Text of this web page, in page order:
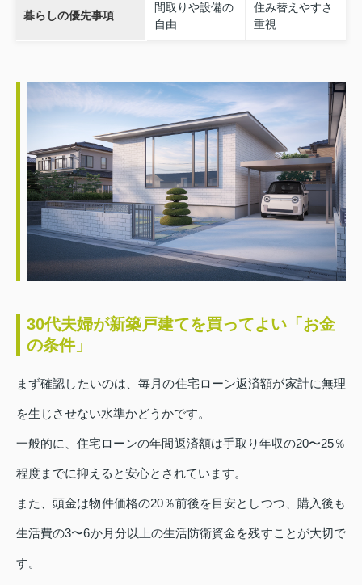
暮らしの優先事項
間取りや設備の
自由
住み替えやすさ
重視
30代夫婦が新築戸建てを買ってよい「お金
の条件」
まず確認したいのは、毎月の住宅ローン返済額が家計に無理
を生じさせない水準かどうかです。
一般的に、住宅ローンの年間返済額は手取り年収の20〜25％
程度までに抑えると安心とされています。
また、頭金は物件価格の20％前後を目安としつつ、購入後も
生活費の3〜6か月分以上の生活防衛資金を残すことが大切で
す。